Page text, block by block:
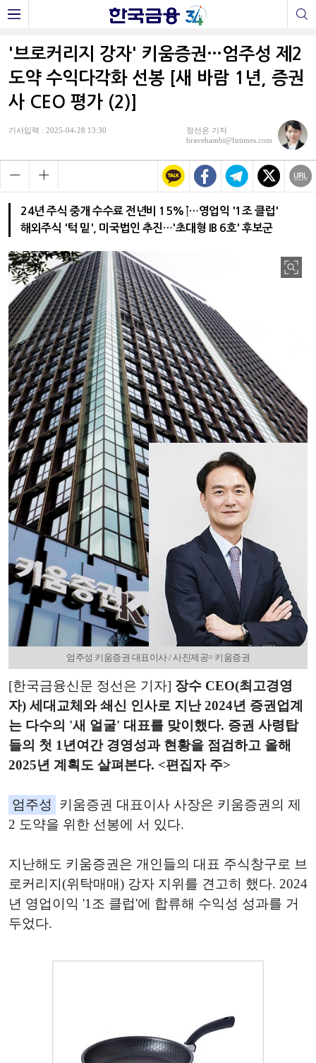
'브로커리지 강자' 키움증권…엄주성 제2
도약 수익다각화 선봉 [새 바람 1년, 증권
사 CEO 평가 (2)]
기사입력 : 2025-04-28 13:30
정선은 기자
bravebambi@fntimes.com
24년 주식 중개 수수료 전년비 15%↑…영업익 '1조 클럽'
해외주식 '턱 밑', 미국법인 추진…'초대형 IB 6호' 후보군
엄주성 키움증권 대표이사 / 사진제공= 키움증권
[한국금융신문 정선은 기자] 장수 CEO(최고경영
자) 세대교체와 쇄신 인사로 지난 2024년 증권업계
는 다수의 '새 얼굴' 대표를 맞이했다. 증권 사령탑
들의 첫 1년여간 경영성과 현황을 점검하고 올해
2025년 계획도 살펴본다. <편집자 주>
엄주성
키움증권 대표이사 사장은 키움증권의 제
2 도약을 위한 선봉에 서 있다.
지난해도 키움증권은 개인들의 대표 주식창구로 브
로커리지(위탁매매) 강자 지위를 견고히 했다. 2024
년 영업이익 '1조 클럽'에 합류해 수익성 성과를 거
두었다.